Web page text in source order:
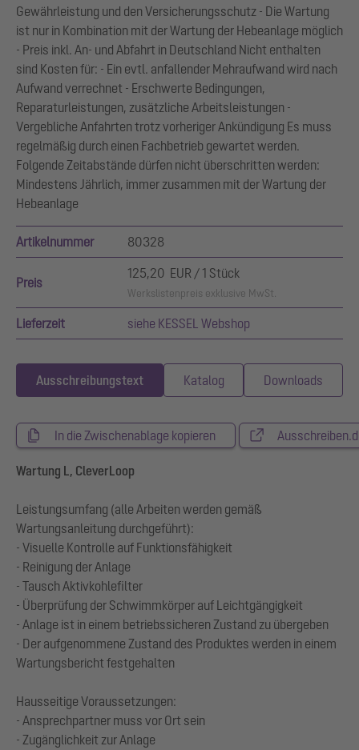
Gewährleistung und den Versicherungsschutz - ‎Die Wartung
ist nur in Kombination mit der Wartung der Hebeanlage möglich
- Preis inkl. An- und Abfahrt in Deutschland Nicht enthalten
sind Kosten für: - Ein evtl. anfallender Mehraufwand wird nach
Aufwand verrechnet - Erschwerte Bedingungen,
Reparaturleistungen, zusätzliche Arbeitsleistungen -
Vergebliche Anfahrten trotz vorheriger Ankündigung Es muss
regelmäßig durch einen Fachbetrieb gewartet werden.
Folgende Zeitabstände dürfen nicht überschritten werden:
Mindestens Jährlich, immer zusammen mit der Wartung der
Hebeanlage
Artikelnummer 80328
Preis
125,20 EUR / 1 Stück
Werkslistenpreis exklusive MwSt.
Lieferzeit siehe KESSEL Webshop
Ausschreibungstext Katalog Downloads
In die Zwischenablage kopieren
Wartung L, CleverLoop
Leistungsumfang (alle Arbeiten werden gemäß
Wartungsanleitung durchgeführt):
- Visuelle Kontrolle auf Funktionsfähigkeit
- Reinigung der Anlage
- Tausch Aktivkohlefilter
- Überprüfung der Schwimmkörper auf Leichtgängigkeit
- Anlage ist in einem betriebssicheren Zustand zu übergeben
- Der aufgenommene Zustand des Produktes werden in einem
Wartungsbericht festgehalten
Hausseitige Voraussetzungen:
- Ansprechpartner muss vor Ort sein
- Zugänglichkeit zur Anlage